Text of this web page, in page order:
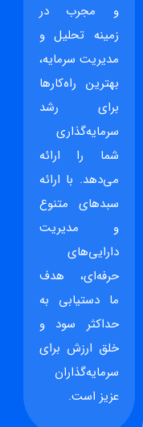
و مجرب در
زمینه تحلیل و
مدیریت سرمایه،
بهترین راه‌کارها
برای رشد
سرمایه‌گذاری
شما را ارائه
می‌دهد. با ارائه
سبدهای متنوع
و مدیریت
دارایی‌های
حرفه‌ای، هدف
ما دستیابی به
حداکثر سود و
خلق ارزش برای
سرمایه‌گذاران
عزیز است.